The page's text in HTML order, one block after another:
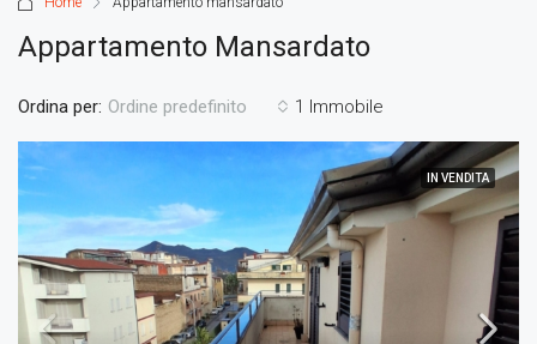
Appartamento Mansardato
1 Immobile
Ordina per: Ordine predefinito
IN VENDITA